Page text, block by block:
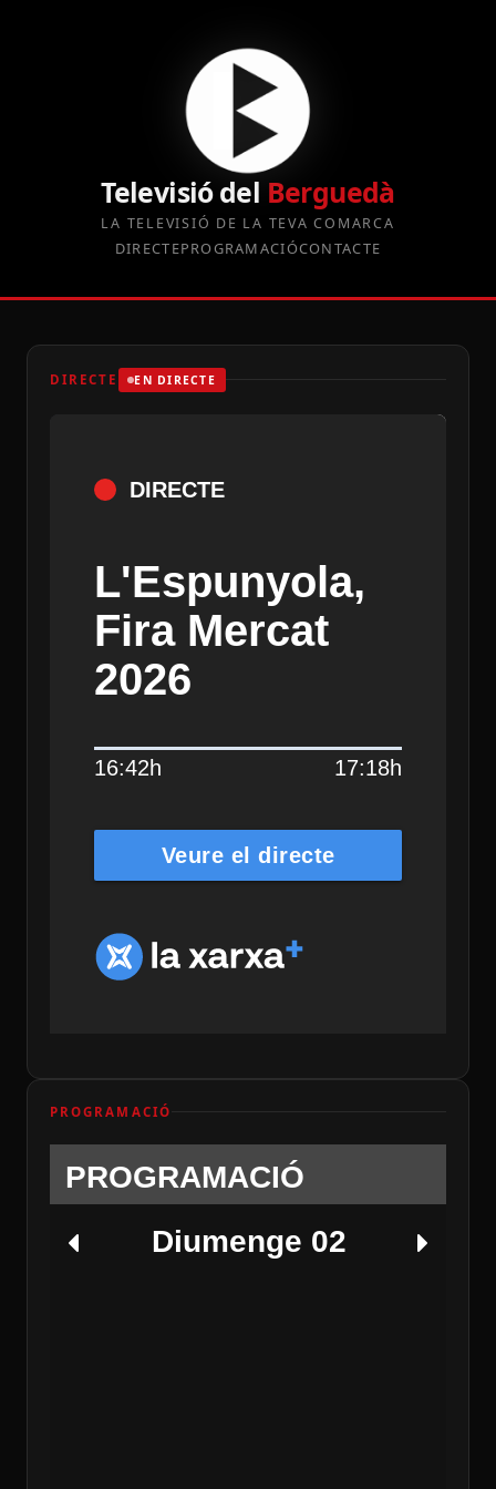
Televisió del Berguedà
LA TELEVISIÓ DE LA TEVA COMARCA
DIRECTEPROGRAMACIÓCONTACTE
DIRECTE EN DIRECTE
DIRECTE
L'Espunyola,
Fira Mercat
2026
16:42h 17:18h
Veure el directe
PROGRAMACIÓ
PROGRAMACIÓ
Diumenge 02